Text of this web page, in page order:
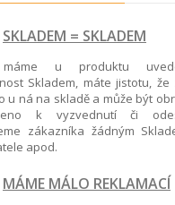
SKLADEM = SKLADEM
u produktu
Skladem, máte jistotu, že
u ná na skladě a může být
k vyzvednutí či
zákazníka žádným
apod.
MÁME MÁLO REKLAMACÍ